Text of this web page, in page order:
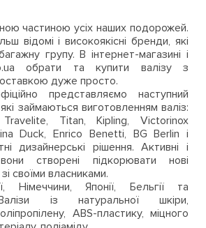
частиною усіх наших подорожей.
відомі і високоякісні бренди, які
групу. В інтернет-магазині і
обрати та купити валізу з
дуже просто.
представляємо наступний
займаються виготовленням валіз:
Titan, Kipling, Victorinox
Duck, Enrico Benetti, BG Berlin і
дизайнерські рішення. Активні і
створені підкорювати нові
своїми власниками.
Німеччини, Японії, Бельгії та
із натуральної шкіри,
ABS-пластику, міцного